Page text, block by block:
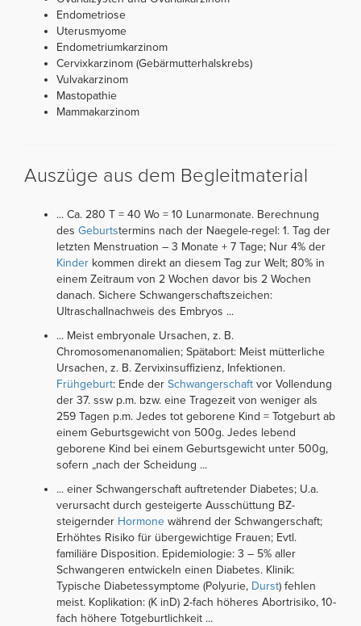
Endometriose
Uterusmyome
Endometriumkarzinom
Cervixkarzinom (Gebärmutterhalskrebs)
Vulvakarzinom
Mastopathie
Mammakarzinom
Auszüge aus dem Begleitmaterial
... Ca. 280 T = 40 Wo = 10 Lunarmonate. Berechnung
des Geburts­termins nach der Naegele-regel: 1. Tag der
letzten Menstruation – 3 Monate + 7 Tage; Nur 4% der
Kinder kommen direkt an diesem Tag zur Welt; 80% in
einem Zeitraum von 2 Wochen davor bis 2 Wochen
danach. Sichere Schwanger­schafts­zeichen:
Ultraschallnachweis des Embryos ...
... Meist embryonale Ursachen, z. B.
Chromosomenanomalien; Spätabort: Meist mütterliche
Ursachen, z. B. Zervixinsuffizienz, Infektionen.
Frühgeburt: Ende der Schwangerschaft vor Vollendung
der 37. ssw p.m. bzw. eine Tragezeit von weniger als
259 Tagen p.m. Jedes tot geborene Kind = Totgeburt ab
einem Geburtsgewicht von 500g. Jedes lebend
geborene Kind bei einem Geburtsgewicht unter 500g,
sofern „nach der Scheidung ...
... einer Schwangerschaft auftretender Diabetes; U.a.
verursacht durch gesteigerte Ausschüttung BZ-
steigernder Hormone während der Schwangerschaft;
Erhöhtes Risiko für übergewichtige Frauen; Evtl.
familiäre Disposition. Epidemiologie: 3 – 5% aller
Schwangeren entwickeln einen Diabetes. Klinik:
Typische Diabetessymptome (Polyurie, Durst) fehlen
meist. Koplikation: (K inD) 2-fach höheres Abortrisiko, 10-
fach höhere Totgeburtlichkeit ...